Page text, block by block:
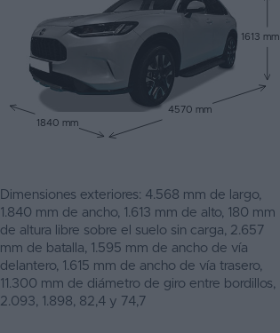
1613 mm
4570 mm
1840 mm
Dimensiones exteriores: 4.568 mm de largo,
1.840 mm de ancho, 1.613 mm de alto, 180 mm
de altura libre sobre el suelo sin carga, 2.657
mm de batalla, 1.595 mm de ancho de vía
delantero, 1.615 mm de ancho de vía trasero,
11.300 mm de diámetro de giro entre bordillos,
2.093, 1.898, 82,4 y 74,7